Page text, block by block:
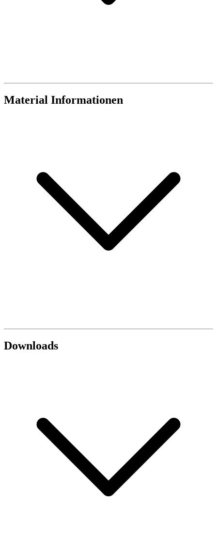
Material Informationen
Downloads